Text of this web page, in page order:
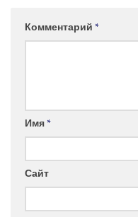
Комментарий *
Имя*
Сайт